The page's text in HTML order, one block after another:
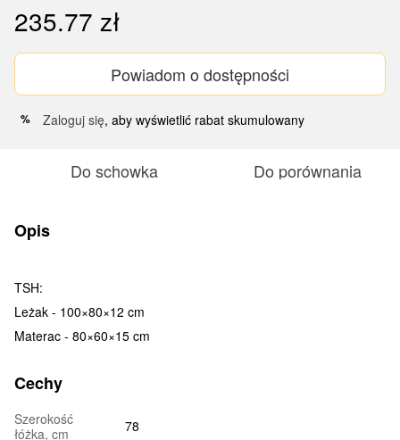
235.77 zł
Powiadom o dostępności
% Zaloguj się, aby wyświetlić rabat skumulowany
Do schowka Do porównania
Opis
TSH:
Leżak - 100×80×12 cm
Materac - 80×60×15 cm
Cechy
Szerokość
łóżka, cm
78